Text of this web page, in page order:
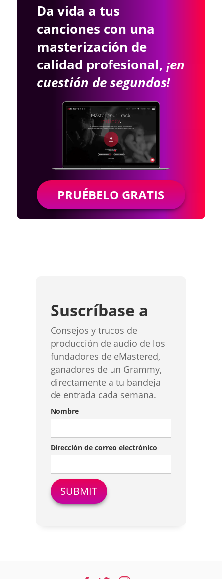
Da vida a tus
canciones con una
masterización de
calidad profesional, ¡en
cuestión de segundos!
PRUÉBELO GRATIS
Suscríbase a
Consejos y trucos de
producción de audio de los
fundadores de eMastered,
ganadores de un Grammy,
directamente a tu bandeja
de entrada cada semana.
Nombre
Dirección de correo electrónico